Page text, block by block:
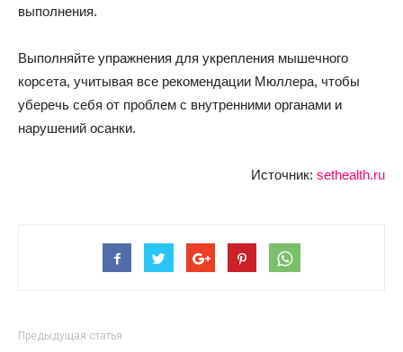
выполнения.
Выполняйте упражнения для укрепления мышечного
корсета, учитывая все рекомендации Мюллера, чтобы
уберечь себя от проблем с внутренними органами и
нарушений осанки.
Источник: sethealth.ru
Предыдущая статья